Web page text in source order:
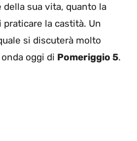
della sua vita, quanto la
praticare la castità. Un
si discuterà molto
oggi di Pomeriggio 5.